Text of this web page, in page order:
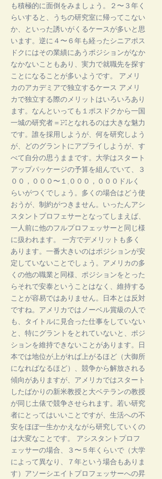
も積極的に面倒をみましょう。２〜３年く
らいすると、うちの研究室に帰ってこない
か、といった誘いがくるケースが多いと思
います。逆に４〜６年も経ったシニアポス
ドクにはその業績にあうポジションがなか
なかないこともあり、実力で就職先を探す
ことになることが多いようです。 アメリ
カのアカデミアで独立するケース アメリ
カで独立する際のメリットはいろいろあり
ます。なんといっても１ポスドクから一国
一城の研究者＝PIとなれるのは大きな魅力
です。誰を採用しようが、何を研究しよう
が、どのグラントにアプライしようが、す
べて自分の思うままです。大学はスタート
アップパッケージの予算を組んでいて、３
００，０００〜１,０００，０００ドルく
らいがつくでしょう。多くの場合はどう使
おうが、制約がつきません。いったんアシ
スタントプロフェサーとなってしまえば、
一人前に他のフルプロフェッサーと同じ様
に扱われます。 一方でデメリットも多く
あります。一番大きいのはポジションが安
定していないことでしょう。アメリカの多
くの他の職業と同様、ポジションをとった
らそれで安泰ということはなく、維持する
ことが容易ではありません。日本とは反対
ですね。アメリカではノーベル賞級の人で
も、タイトルに見合った仕事をしていない
と、特にグラントをとれていないと、ポジ
ションを維持できないことがあります。日
本では地位が上がれば上がるほど（大御所
になればなるほど）、競争から解放される
傾向がありますが、アメリカではスタート
したばかりの新米教授と大ベテランの教授
が同じ土俵で競争させられます。若い研究
者にとってはいいことですが、生活への不
安をほぼ一生かかえながら研究していくの
は大変なことです。 アシスタントプロフ
ェッサーの場合、３〜５年くらいで（大学
によって異なり、７年という場合もありま
す）アソーシエイトプロフェッサーへの昇